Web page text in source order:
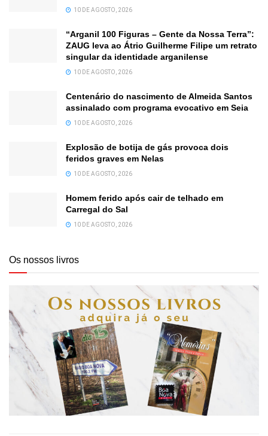
10 DE AGOSTO, 2026
“Arganil 100 Figuras – Gente da Nossa Terra”:
ZAUG leva ao Átrio Guilherme Filipe um retrato
singular da identidade arganilense
10 DE AGOSTO, 2026
Centenário do nascimento de Almeida Santos
assinalado com programa evocativo em Seia
10 DE AGOSTO, 2026
Explosão de botija de gás provoca dois
feridos graves em Nelas
10 DE AGOSTO, 2026
Homem ferido após cair de telhado em
Carregal do Sal
10 DE AGOSTO, 2026
Os nossos livros